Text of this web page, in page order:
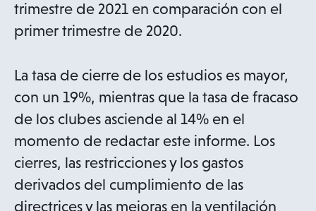
trimestre de 2021 en comparación con el
primer trimestre de 2020.
La tasa de cierre de los estudios es mayor,
con un 19%, mientras que la tasa de fracaso
de los clubes asciende al 14% en el
momento de redactar este informe. Los
cierres, las restricciones y los gastos
derivados del cumplimiento de las
directrices y las mejoras en la ventilación